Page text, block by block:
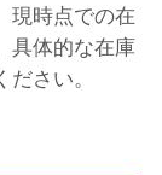
現時点での在
具体的な在庫
さい。